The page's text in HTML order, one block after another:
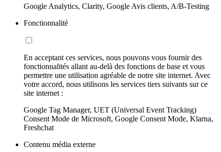
Google Analytics, Clarity, Google Avis clients, A/B-Testing
Fonctionnalité
En acceptant ces services, nous pouvons vous fournir des
fonctionnalités allant au-delà des fonctions de base et vous
permettre une utilisation agréable de notre site internet. Avec
votre accord, nous utilisons les services tiers suivants sur ce
site internet :
Google Tag Manager, UET (Universal Event Tracking)
Consent Mode de Microsoft, Google Consent Mode, Klarna,
Freshchat
Contenu média externe